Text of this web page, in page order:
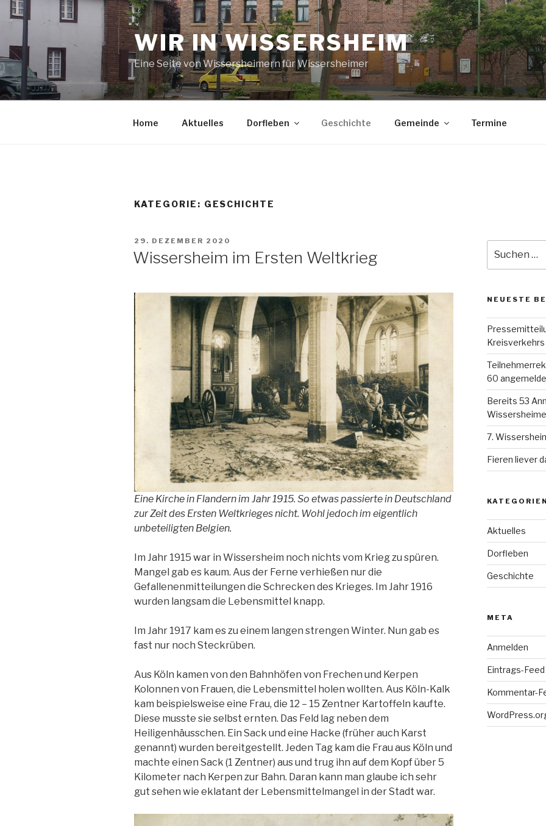
Zum
Inhalt
springen
WIR IN WISSERSHEIM
Eine Seite von Wissersheimern für Wissersheimer
Home Aktuelles Dorfleben Geschichte Gemeinde Termine
KATEGORIE: GESCHICHTE
VERÖFFENTLICHT
29. DEZEMBER 2020
Wissersheim im Ersten Weltkrieg
Eine Kirche in Flandern im Jahr 1915. So etwas passierte in Deutschland
zur Zeit des Ersten Weltkrieges nicht. Wohl jedoch im eigentlich
unbeteiligten Belgien.
Im Jahr 1915 war in Wissersheim noch nichts vom Krieg zu spüren.
Mangel gab es kaum. Aus der Ferne verhießen nur die
Gefallenenmitteilungen die Schrecken des Krieges. Im Jahr 1916
wurden langsam die Lebensmittel knapp.
Im Jahr 1917 kam es zu einem langen strengen Winter. Nun gab es
fast nur noch Steckrüben.
Aus Köln kamen von den Bahnhöfen von Frechen und Kerpen
Kolonnen von Frauen, die Lebensmittel holen wollten. Aus Köln-Kalk
kam beispielsweise eine Frau, die 12 – 15 Zentner Kartoffeln kaufte.
Diese musste sie selbst ernten. Das Feld lag neben dem
Heiligenhäusschen. Ein Sack und eine Hacke (früher auch Karst
genannt) wurden bereitgestellt. Jeden Tag kam die Frau aus Köln und
machte einen Sack (1 Zentner) aus und trug ihn auf dem Kopf über 5
Kilometer nach Kerpen zur Bahn. Daran kann man glaube ich sehr
gut sehen wie eklatant der Lebensmittelmangel in der Stadt war.
nach:
NEUESTE
Kreisverkehrs
60
Bereits 53
7.
Fieren liever
KATEGORIEN
Aktuelles
Dorfleben
Geschichte
META
Anmelden
Eintrags-Feed
Kommentar-